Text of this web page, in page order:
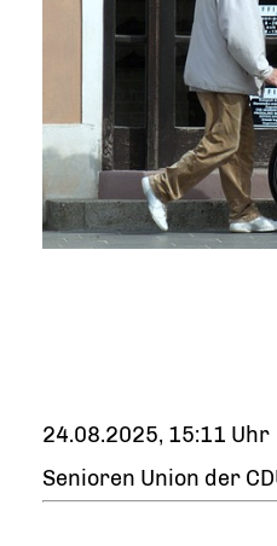
24.08.2025, 15:11 Uhr
Senioren Union der